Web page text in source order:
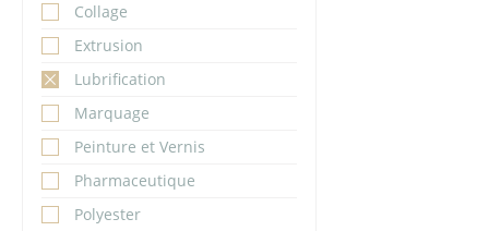
Collage
Extrusion
Lubrification
Marquage
Peinture et Vernis
Pharmaceutique
Polyester